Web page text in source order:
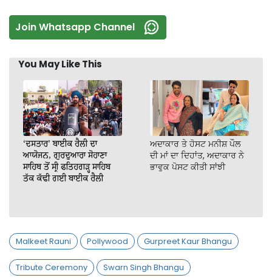
Join Whatsapp Channel
You May Like This
‘ਦਸਤਾਰ’ ਬਾਈਕ ਰੈਲੀ ਦਾ
ਆਯੋਜਨ, ਗੁਰਦੁਆਰਾ ਸੋਹਾਣਾ
ਸਾਹਿਬ ਤੋਂ ਸ੍ਰੀ ਫਤਿਹਗੜ੍ਹ ਸਾਹਿਬ
ਤੱਕ ਕੱਢੀ ਗਈ ਬਾਈਕ ਰੈਲੀ
ਅਦਾਕਾਰ ਤੇ ਹੋਸਟ ਮਨੀਸ਼ ਪੌਲ
ਦੀ ਮਾਂ ਦਾ ਦਿਹਾਂਤ, ਅਦਾਕਾਰ ਨੇ
ਭਾਵੁਕ ਪੋਸਟ ਕੀਤੀ ਸਾਂਝੀ
Malkeet Rauni Pollywood Gurpreet Kaur Bhangu
Tribute Ceremony Swarn Singh Bhangu